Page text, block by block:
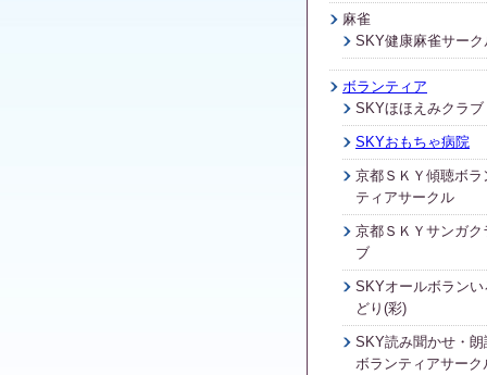
麻雀
SKY健康麻雀サーク
ボランティア
SKYほほえみクラブ
SKYおもちゃ病院
京都ＳＫＹ傾聴ボラ
ティアサークル
京都ＳＫＹサンガク
ブ
SKYオールボランい
どり(彩)
SKY読み聞かせ・朗
ボランティアサーク